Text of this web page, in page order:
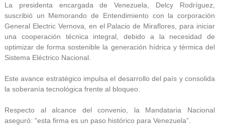
La presidenta encargada de Venezuela, Delcy Rodríguez,
suscribió un Memorando de Entendimiento con la corporación
General Electric Vernova, en el Palacio de Miraflores, para iniciar
una cooperación técnica integral, debido a la necesidad de
optimizar de forma sostenible la generación hídrica y térmica del
Sistema Eléctrico Nacional.
Este avance estratégico impulsa el desarrollo del país y consolida
la soberanía tecnológica frente al bloqueo.
Respecto al alcance del convenio, la Mandataria Nacional
aseguró: “esta firma es un paso histórico para Venezuela”.